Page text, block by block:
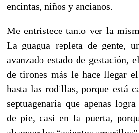
encintas, niños y ancianos.
Me entristece tanto ver la
La guagua repleta de gente,
avanzado estado de gestación,
de tirones más le hace llegar
hasta las rodillas, porque está
septuagenaria que apenas logra
de pie, casi en la puerta,